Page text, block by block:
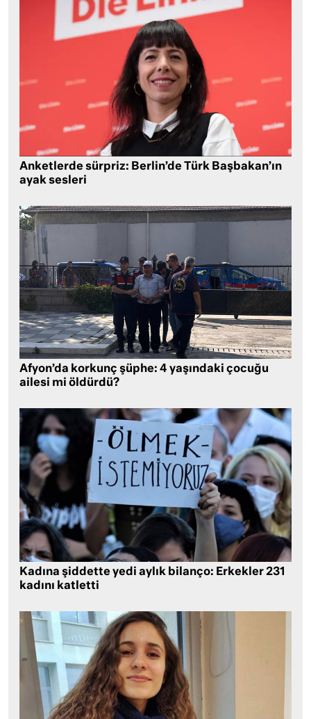
Anketlerde sürpriz: Berlin’de Türk Başbakan’ın
ayak sesleri
Afyon’da korkunç şüphe: 4 yaşındaki çocuğu
ailesi mi öldürdü?
Kadına şiddette yedi aylık bilanço: Erkekler 231
kadını katletti